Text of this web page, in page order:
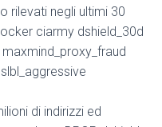
rilevati negli ultimi 30
ciarmy dshield_30d
di indirizzi ed